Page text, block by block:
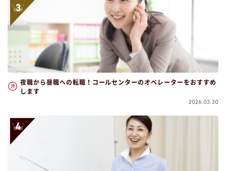
夜職から昼職への転職！コールセンターのオペレーターをおすすめ
します
2026.03.30